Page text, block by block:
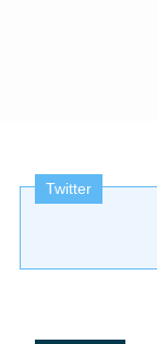
Twitter